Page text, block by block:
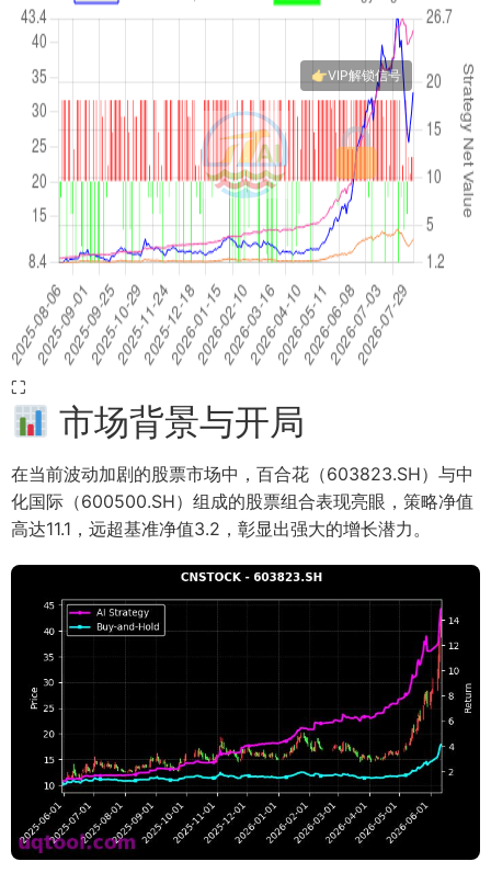
⛶
市场背景与开局
在当前波动加剧的股票市场中，百合花（603823.SH）与中
化国际（600500.SH）组成的股票组合表现亮眼，策略净值
高达11.1，远超基准净值3.2，彰显出强大的增长潜力。